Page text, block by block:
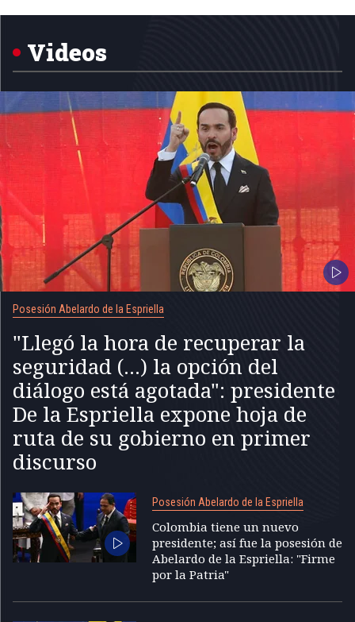
Videos
Posesión Abelardo de la Espriella
"Llegó la hora de recuperar la
seguridad (...) la opción del
diálogo está agotada": presidente
De la Espriella expone hoja de
ruta de su gobierno en primer
discurso
Posesión Abelardo de la Espriella
Colombia tiene un nuevo
presidente; así fue la posesión de
Abelardo de la Espriella: "Firme
por la Patria"